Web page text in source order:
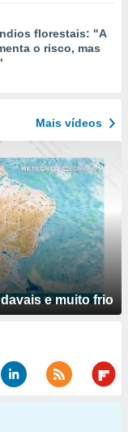
florestais: "A
o risco, mas
Mais vídeos
e muito frio